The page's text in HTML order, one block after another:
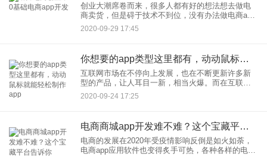
创业大潮席卷而来，很多人都有好的想法想去做电
商卖货，但是碍于技术不到位，没有办法做电商app
开发， 从而没有办法借助商城app卖货！一个大好的
创业项目可能就此付诸东流了，所以如何快速的开
2020-09-29 17:45
你想要的app类型这里都有，动动鼠标就能轻松制作app
互联网市场在不停向上发展，也在不断更新许多新
型的产品，让人耳目一新，相当火爆。而在互联网
创业项目中，手机app的发展可谓是不断上升，拔得
头筹，成为大家疯狂争抢想要抢占的项目。那么，
2020-09-24 17:25
电商商城app开发难不难？这个宝藏平台告诉你
电商的发展在2020年受疫情影响反倒是如火如荼，
电商app应用软件也变得炙手可热，各种各样的电商